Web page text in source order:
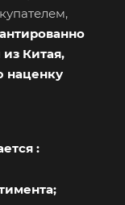
Китая,
наценку
: